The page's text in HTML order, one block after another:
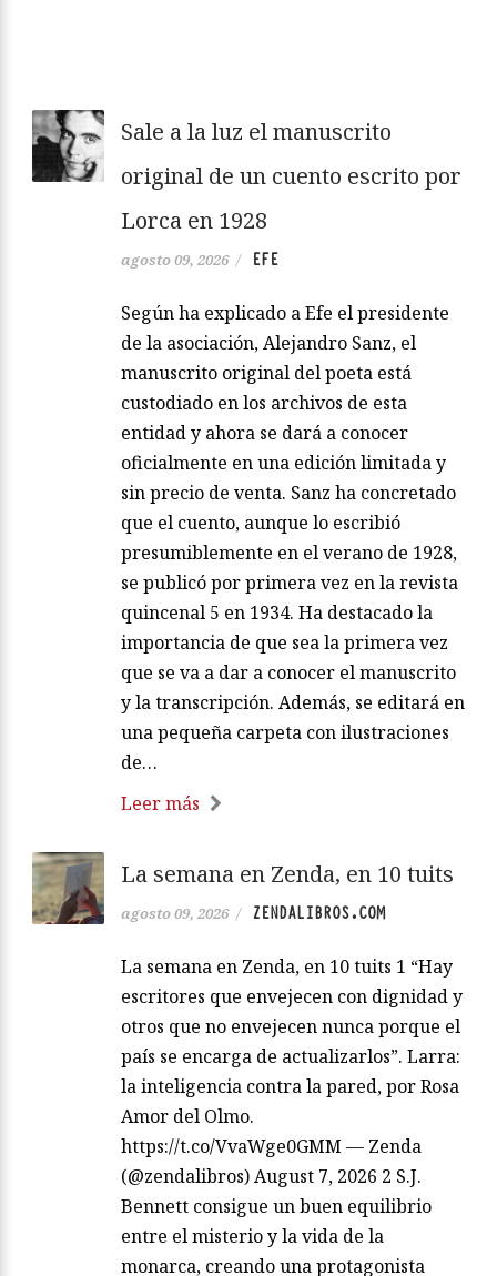
Sale a la luz el manuscrito
original de un cuento escrito por
Lorca en 1928
agosto 09, 2026 / EFE
Según ha explicado a Efe el presidente
de la asociación, Alejandro Sanz, el
manuscrito original del poeta está
custodiado en los archivos de esta
entidad y ahora se dará a conocer
oficialmente en una edición limitada y
sin precio de venta. Sanz ha concretado
que el cuento, aunque lo escribió
presumiblemente en el verano de 1928,
se publicó por primera vez en la revista
quincenal 5 en 1934. Ha destacado la
importancia de que sea la primera vez
que se va a dar a conocer el manuscrito
y la transcripción. Además, se editará en
una pequeña carpeta con ilustraciones
de…
Leer más
La semana en Zenda, en 10 tuits
agosto 09, 2026 / ZENDALIBROS.COM
La semana en Zenda, en 10 tuits 1 “Hay
escritores que envejecen con dignidad y
otros que no envejecen nunca porque el
país se encarga de actualizarlos”. Larra:
la inteligencia contra la pared, por Rosa
Amor del Olmo.
https://t.co/VvaWge0GMM — Zenda
(@zendalibros) August 7, 2026 2 S.J.
Bennett consigue un buen equilibrio
entre el misterio y la vida de la
monarca, creando una protagonista